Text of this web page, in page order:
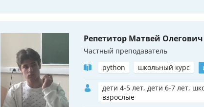
Репетитор Матвей Олегович
Частный преподаватель
python
школьный курс
дети 4-5 лет, дети 6-7 лет,
взрослые